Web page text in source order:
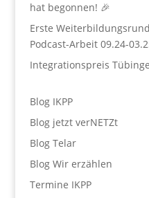
hat begonnen! 🎉
Erste
Podcast-Arbeit 09.24-
Integrationspreis
Blog IKPP
Blog jetzt verNETZt
Blog Telar
Blog Wir erzählen
Termine IKPP